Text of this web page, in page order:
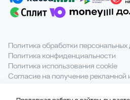
Политика обработки персональных
Политика конфиденциальности
Политика использования cookie
Согласие на получение